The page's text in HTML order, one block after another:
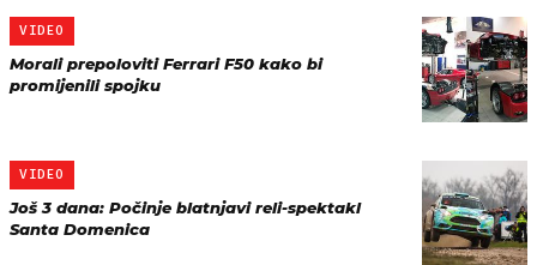
VIDEO
Morali prepoloviti Ferrari F50 kako bi
promijenili spojku
VIDEO
Još 3 dana: Počinje blatnjavi reli-spektakl
Santa Domenica